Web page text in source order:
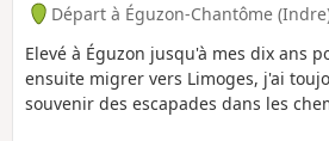
Départ à Éguzon-Chantôme
Elevé à Éguzon jusqu'à mes dix ans
ensuite migrer vers Limoges, j'ai
souvenir des escapades dans les